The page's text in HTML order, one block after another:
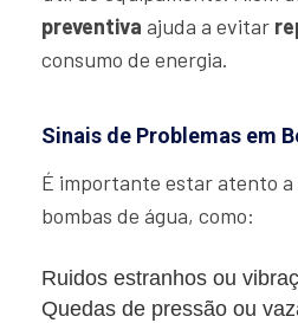
preventiva ajuda a evitar
consumo de energia.
Sinais de Problemas em
É importante estar atento a
bombas de água, como:
Ruidos estranhos ou
Quedas de pressão ou